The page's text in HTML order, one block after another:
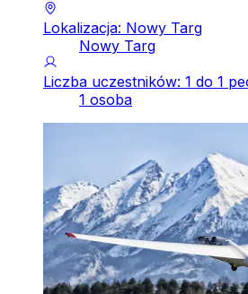
Lokalizacja: Nowy Targ
Nowy Targ
Liczba uczestników: 1 do 1
1 osoba